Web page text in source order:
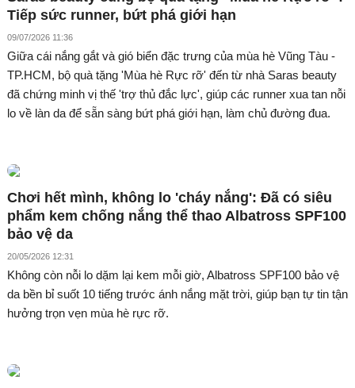
Tiếp sức runner, bứt phá giới hạn
09/07/2026 11:36
Giữa cái nắng gắt và gió biển đặc trưng của mùa hè Vũng Tàu -
TP.HCM, bộ quà tặng 'Mùa hè Rực rỡ' đến từ nhà Saras beauty
đã chứng minh vị thế 'trợ thủ đắc lực', giúp các runner xua tan nỗi
lo về làn da để sẵn sàng bứt phá giới hạn, làm chủ đường đua.
Chơi hết mình, không lo 'cháy nắng': Đã có siêu
phẩm kem chống nắng thể thao Albatross SPF100
bảo vệ da
20/05/2026 12:31
Không còn nỗi lo dặm lại kem mỗi giờ, Albatross SPF100 bảo vệ
da bền bỉ suốt 10 tiếng trước ánh nắng mặt trời, giúp bạn tự tin tận
hưởng trọn vẹn mùa hè rực rỡ.